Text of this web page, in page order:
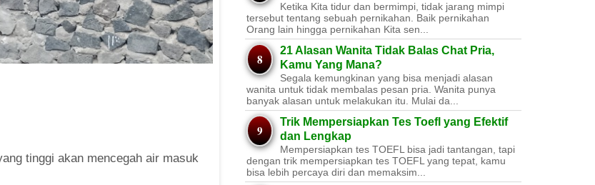
tinggi akan mencegah air masuk
Ketika Kita tidur dan bermimpi, tidak jarang mimpi
tersebut tentang sebuah pernikahan. Baik pernikahan
Orang lain hingga pernikahan Kita sen...
21 Alasan Wanita Tidak Balas Chat Pria,
Kamu Yang Mana?
Segala kemungkinan yang bisa menjadi alasan
wanita untuk tidak membalas pesan pria. Wanita punya
banyak alasan untuk melakukan itu. Mulai da...
Trik Mempersiapkan Tes Toefl yang Efektif
dan Lengkap
Mempersiapkan tes TOEFL bisa jadi tantangan, tapi
dengan trik mempersiapkan tes TOEFL yang tepat, kamu
bisa lebih percaya diri dan memaksim...